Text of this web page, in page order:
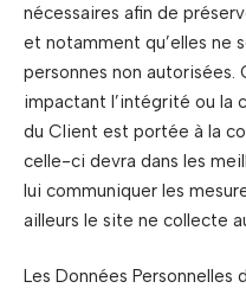
nécessaires afin de
et notamment qu’elles ne
personnes non
impactant l’intégrité ou la
du Client est portée à la
celle-ci devra dans les
lui communiquer les
ailleurs le site ne collecte
Les Données Personnelles